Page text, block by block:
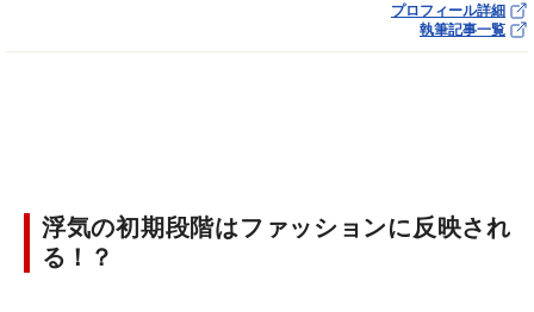
プロフィール詳細
執筆記事一覧
浮気の初期段階はファッションに反映され
る！？